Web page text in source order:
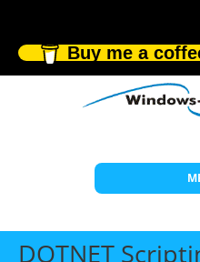
Buy me a
Start
DOTNET